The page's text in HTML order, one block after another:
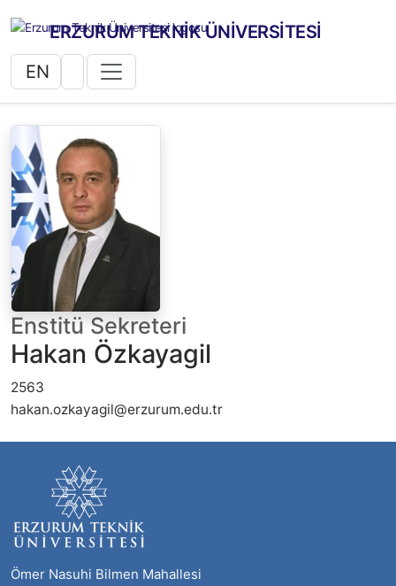
ERZURUM TEKNİK ÜNİVERSİTESİ
EN
Enstitü Sekreteri
Hakan Özkayagil
2563
hakan.ozkayagil@erzurum.edu.tr
Ömer Nasuhi Bilmen Mahallesi